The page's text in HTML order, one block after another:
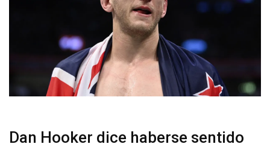
Dan Hooker dice haberse sentido